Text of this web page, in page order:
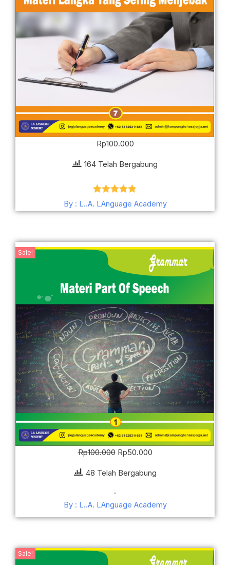
Rp100.000
164 Telah Bergabung
Dinilai4.81
dari 5
By : L..A. LAnguage Academy
Sale!
Rp100.000
Harga
adalah:
Rp100.000.
Rp50.000
Harga
saat
ini
adalah:
Rp50.000.
48 Telah Bergabung
.
By : L..A. LAnguage Academy
Sale!
Harga